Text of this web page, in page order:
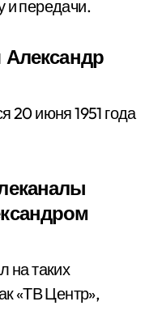
и передачи.
Александр
20 июня 1951 года
на таких
«ТВ Центр»,